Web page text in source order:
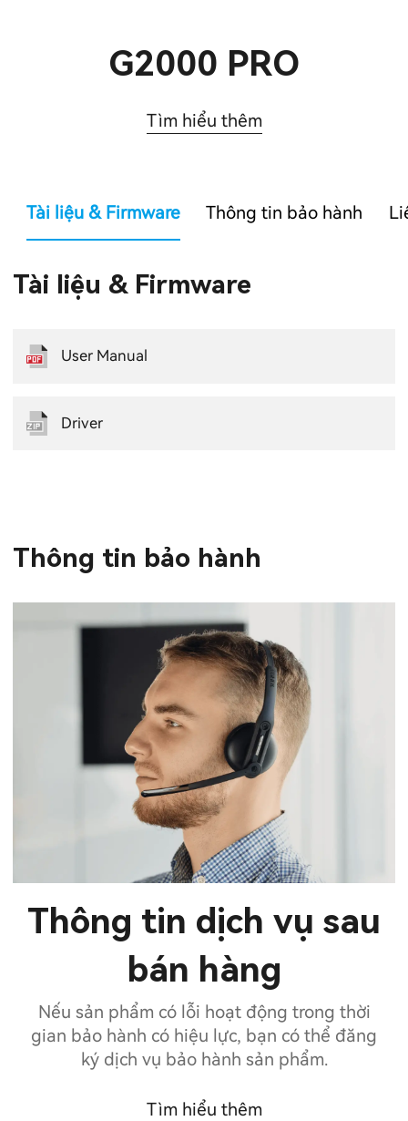
G2000 PRO
Tìm hiểu thêm
Tài liệu & Firmware Thông tin bảo hành
Tài liệu & Firmware
User Manual
Driver
Thông tin bảo hành
Thông tin dịch vụ sau
bán hàng
Nếu sản phẩm có lỗi hoạt động trong thời
gian bảo hành có hiệu lực, bạn có thể đăng
ký dịch vụ bảo hành sản phẩm.
Tìm hiểu thêm